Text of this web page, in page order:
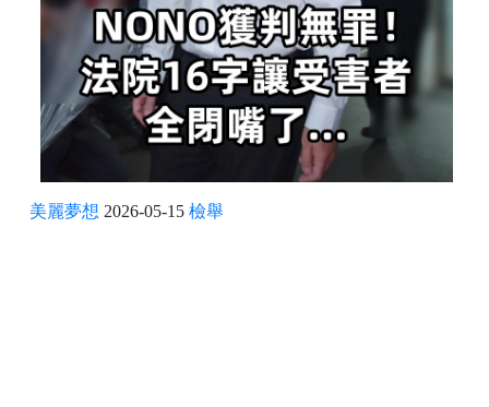
美麗夢想 2026-05-15 檢舉